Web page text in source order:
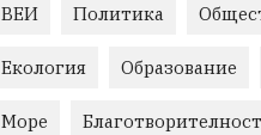
ВЕИ Политика
Екология Образование
Море Благотворителност